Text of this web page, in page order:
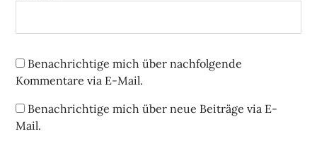
Benachrichtige mich über nachfolgende
Kommentare via E-Mail.
Benachrichtige mich über neue Beiträge via E-
Mail.